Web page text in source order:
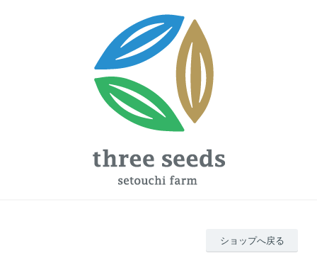
ショップへ戻る